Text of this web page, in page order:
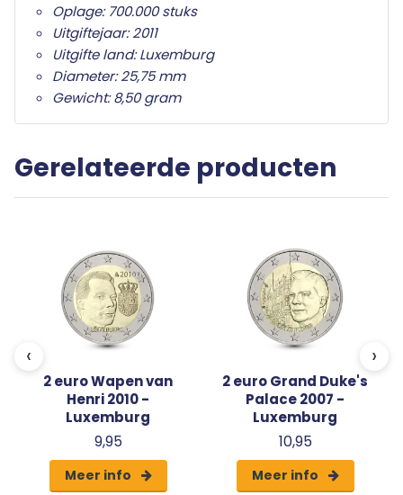
Uw 2 euro munt wordt beschermd geleverd met
een algemeen certificaat van echtheid.
Oplage: 700.000 stuks
Uitgiftejaar: 2011
Uitgifte land: Luxemburg
Diameter: 25,75 mm
Gewicht: 8,50 gram
Gerelateerde producten
‹
2 euro Wapen van
Henri 2010 -
Luxemburg
9,95
Meer info
2 euro Grand Duke's
Palace 2007 -
Luxemburg
10,95
Meer info
›